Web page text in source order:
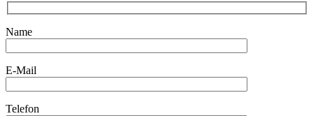
Name
E-Mail
Telefon